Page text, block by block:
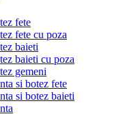
fete
fete cu poza
baieti
baieti cu poza
gemeni
si botez fete
si botez baieti